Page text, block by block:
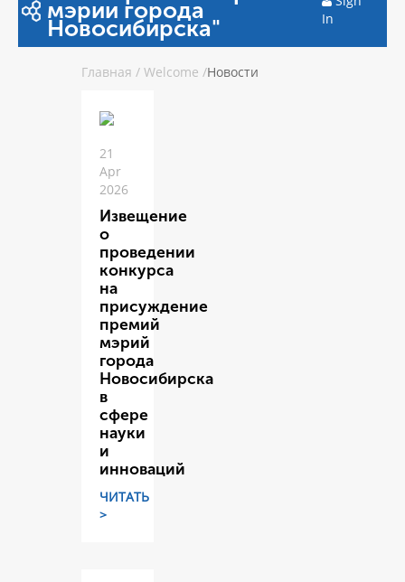
мэрии города
Новосибирска"
In
Главная / Welcome /Новости
21
Apr
2026
Извещение
о
проведении
конкурса
на
присуждение
премий
мэрий
города
Новосибирска
в
сфере
науки
и
инноваций
ЧИТАТЬ
>